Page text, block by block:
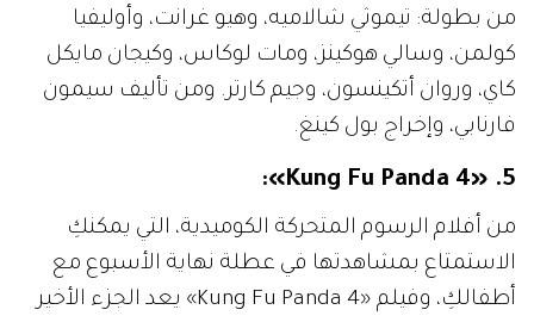
من بطولة: تيموثي شالاميه، وهيو غرانت، وأوليفيا
كولمن، وسالي هوكينز، ومات لوكاس، وكيجان مايكل
كاي، وروان أتكينسون، وجيم كارتر. ومن تأليف سيمون
فارنابي، وإخراج بول كينغ.
5. «Kung Fu Panda 4»:
من أفلام الرسوم المتحركة الكوميدية، التي يمكنكِ
الاستمتاع بمشاهدتها في عطلة نهاية الأسبوع مع
أطفالكِ، وفيلم «Kung Fu Panda 4» يعد الجزء الأخير